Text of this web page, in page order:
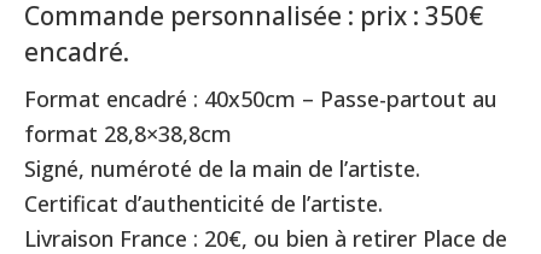
Commande personnalisée : prix : 350€
encadré.
Format encadré : 40x50cm – Passe-partout au
format 28,8×38,8cm
Signé, numéroté de la main de l’artiste.
Certificat d’authenticité de l’artiste.
Livraison France : 20€, ou bien à retirer Place de